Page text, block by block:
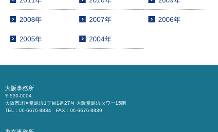
2008年 2007年 2006年
2005年 2004年
大阪事務所
〒530-0004
大阪市北区堂島浜1丁目1番27号 大阪堂島浜タワー15階
TEL：06-6676-8834 FAX：06-6676-8839